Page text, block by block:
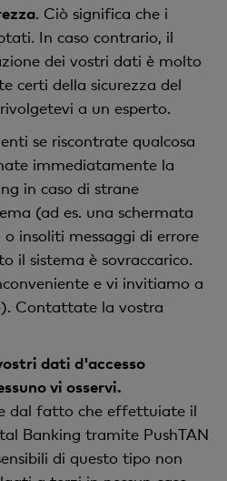
. Ciò significa che i
In caso contrario, il
dei vostri dati è molto
certi della sicurezza del
a un esperto.
se riscontrate qualcosa
immediatamente la
in caso di strane
(ad es. una schermata
insoliti messaggi di errore
il sistema è sovraccarico.
e vi invitiamo a
Contattate la vostra
dati d'accesso
vi osservi.
dal fatto che effettuiate il
Banking tramite PushTAN
di questo tipo non